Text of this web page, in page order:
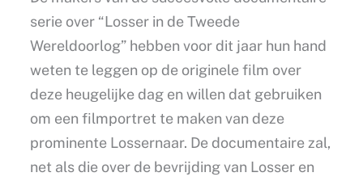
serie over “Losser in de Tweede
Wereldoorlog” hebben voor dit jaar hun hand
weten te leggen op de originele film over
deze heugelijke dag en willen dat gebruiken
om een filmportret te maken van deze
prominente Lossernaar. De documentaire zal,
net als die over de bevrijding van Losser en